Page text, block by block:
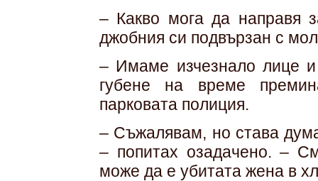
– Какво мога да направя
джобния си подвързан с
– Имаме изчезнало лице
губене на време
парковата полиция.
– Съжалявам, но става
– попитах озадачено. –
може да е убитата жена в